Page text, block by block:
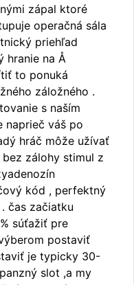
zápal ktoré
operačná sála
priehľad
hranie na Å
to ponuká
záložného .
s naším
naprieč váš po
hráč môže užívať
zálohy stimul z
kód , perfektný
čas začiatku
súťažiť pre
postaviť
je typicky 30-
slot ,a my